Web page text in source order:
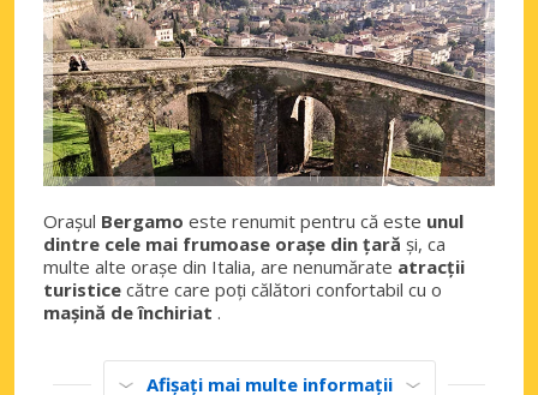
Orașul Bergamo este renumit pentru că este unul
dintre cele mai frumoase orașe din țară și, ca
multe alte orașe din Italia, are nenumărate atracții
turistice către care poți călători confortabil cu o
mașină de închiriat .
Afișați mai multe informații